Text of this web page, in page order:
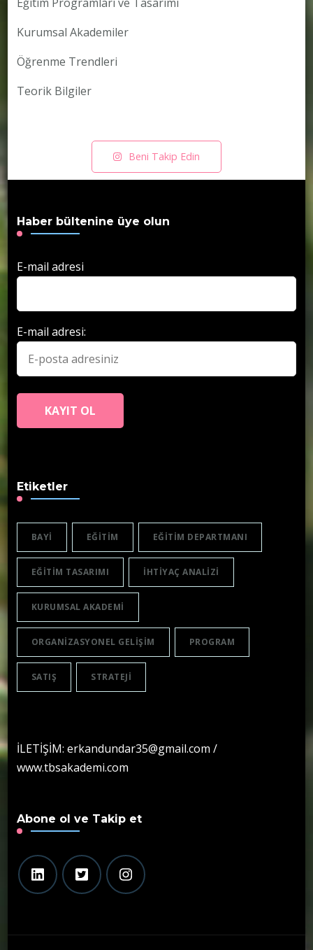
Eğitim Programları ve Tasarımı
Kurumsal Akademiler
Öğrenme Trendleri
Teorik Bilgiler
Beni Takip Edin
Haber bültenine üye olun
E-mail adresi
E-mail adresi:
Etiketler
BAYI EĞITIM EĞITIM DEPARTMANI
EĞITIM TASARIMI IHTIYAÇ ANALIZI
KURUMSAL AKADEMI
ORGANIZASYONEL GELIŞIM PROGRAM
SATIŞ STRATEJI
İLETİŞİM: erkandundar35@gmail.com /
www.tbsakademi.com
Abone ol ve Takip et